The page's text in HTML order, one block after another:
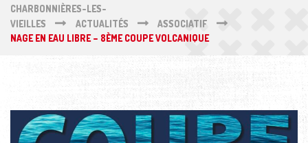
CHARBONNIÈRES-LES-
VIEILLES
ACTUALITÉS
ASSOCIATIF
NAGE EN EAU LIBRE – 8ÈME COUPE VOLCANIQUE